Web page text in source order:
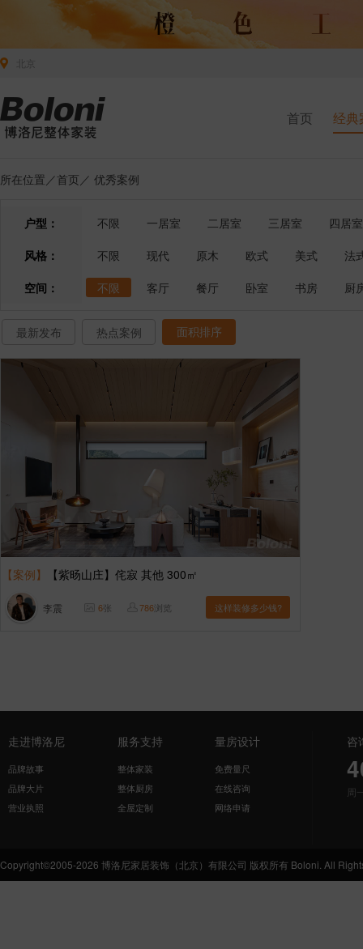
首页 经典
所在位置／首页 ／ 优秀案例
户型： 不限 一居室 二居室 三居室
四居室
风格：
不限 现代 原木 欧式 美式
法
空间：
不限 客厅 餐厅 卧室 书房 厨
最新发布 热点案例 面积排序
【案例】 【紫旸山庄】侘寂 其他 300㎡
李震 6张 786浏览 这样装修多少钱?
走进博洛尼
品牌故事
品牌大片
营业执照
服务支持
整体家装
整体厨房
全屋定制
量房设计
免费量尺
在线咨询
网络申请
咨
周
Copyright©2005-2026 博洛尼家居装饰（北京）有限公司 版权所有 Boloni. All